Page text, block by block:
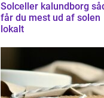
Solceller kalundborg sådan
får du mest ud af solen
lokalt